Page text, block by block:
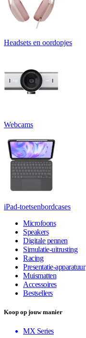
Headsets en oordopjes
Webcams
iPad-toetsenbordcases
Microfoons
Speakers
Digitale pennen
Simulatie-uitrusting
Racing
Presentatie-apparatuur
Muismatten
Accessoires
Bestsellers
Koop op jouw manier
MX Series